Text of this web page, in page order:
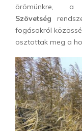
örömünkre,
Szövetség
fogásokról
osztottak meg a